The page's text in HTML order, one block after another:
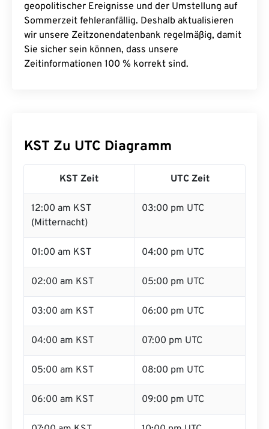
geopolitischer Ereignisse und der Umstellung auf
Sommerzeit fehleranfällig. Deshalb aktualisieren
wir unsere Zeitzonendatenbank regelmäßig, damit
Sie sicher sein können, dass unsere
Zeitinformationen 100 % korrekt sind.
KST Zu UTC Diagramm
KST Zeit UTC Zeit
12:00 am KST
(Mitternacht)
03:00 pm UTC
01:00 am KST 04:00 pm UTC
02:00 am KST 05:00 pm UTC
03:00 am KST 06:00 pm UTC
04:00 am KST 07:00 pm UTC
05:00 am KST 08:00 pm UTC
06:00 am KST 09:00 pm UTC